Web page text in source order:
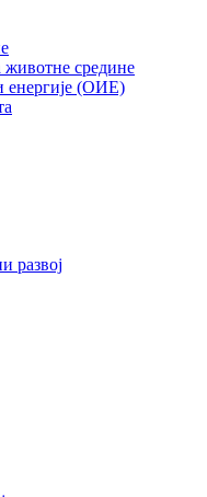
животне средине
енергије (ОИЕ)
развој